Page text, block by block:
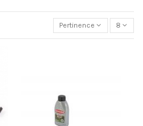
Pertinence 8